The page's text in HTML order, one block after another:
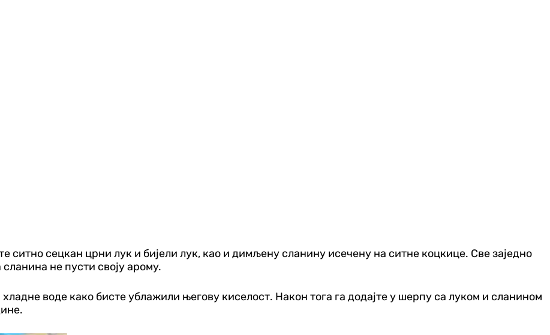
ситно сецкан црни лук и бијели лук, као и димљену сланину исечену на ситне коцкице. Све заједно
не пусти своју арому.
воде како бисте ублажили његову киселост. Након тога га додајте у шерпу са луком и сланином